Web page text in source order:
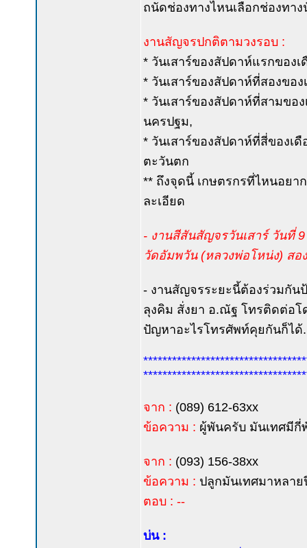
ถนัดช่องทางไหนเลือกช่องทา
งานสัญจรปกติตามวงรอบ :
* วันเสาร์ของสัปดาห์แรกของ
* วันเสาร์ของสัปดาห์ที่สองขอ
* วันเสาร์ของสัปดาห์ที่สามขอ
นครปฐม,
* วันเสาร์ของสัปดาห์ที่สี่ของเ
ตะวันตก
** ถึงจุดนี้ เกษตรกรที่ไหนอย
ละเอียด
- งานสีสันสัญจรวันเสาร์ วันที่
วัดอัมพวัน (หลวงพ่อโหน่ง) ส
- งานสัญจรระยะนี้ต้องร่วมกัน
ลุงคิม สั่งยา อ.ณัฐ โทรติดต่อโ
ปัญหาอะไรโทรศัพท์คุยกันก็ได้
จาก : (089) 612-63xx
ข้อความ : ผู้พันครับ มันเทศมี
จาก : (093) 156-38xx
ข้อความ : ปลูกมันเทศมาหลา
ตอบ : --
บ่น :